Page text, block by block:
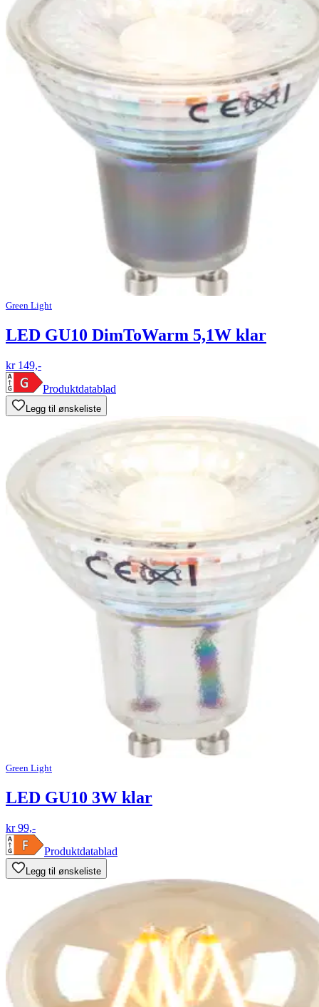
Green Light
LED GU10 DimToWarm 5,1W klar
kr 149,-
Produktdatablad
Legg til ønskeliste
Green Light
LED GU10 3W klar
kr 99,-
Produktdatablad
Legg til ønskeliste